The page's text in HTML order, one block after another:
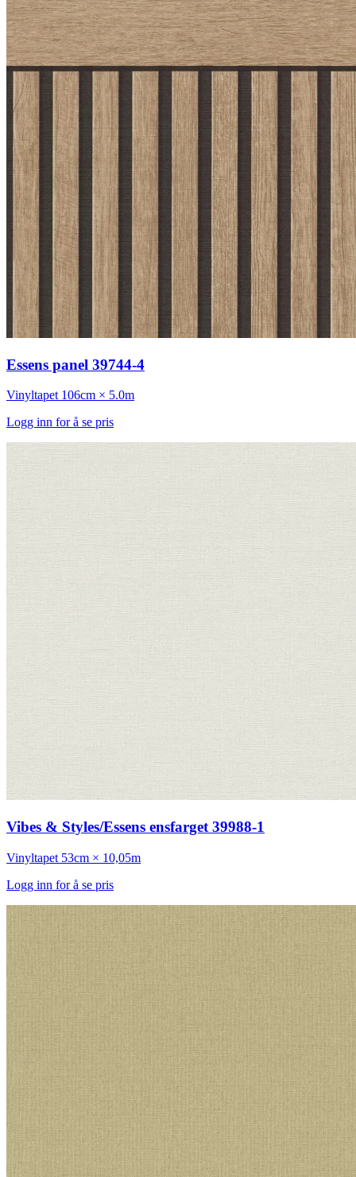
Essens panel 39744-4
Vinyltapet 106cm × 5.0m
Logg inn for å se pris
Vibes & Styles/Essens ensfarget 39988-1
Vinyltapet 53cm × 10,05m
Logg inn for å se pris